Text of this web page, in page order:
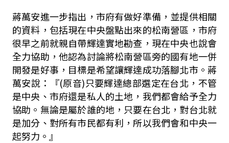
蔣萬安進一步指出，市府有做好準備，並提供相關
的資料，包括現在中央盤點出來的松南營區，市府
很早之前就親自帶輝達實地勘查，現在中央也說會
全力協助，他認為討論將松南營區旁的國有地一併
開發是好事，目標是希望讓輝達成功落腳北市。蔣
萬安說：『(原音)只要輝達總部選定在台北，不管
是中央、市府還是私人的土地，我們都會給予全力
協助。無論是屬於誰的地，只要在台北，對台北就
是加分、對所有市民都有利，所以我們會和中央一
起努力。』